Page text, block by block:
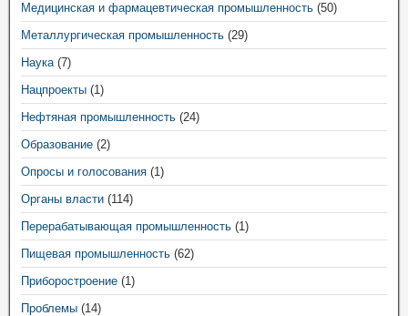
Медицинская и фармацевтическая промышленность (50)
Металлургическая промышленность (29)
Наука(7)
Нацпроекты (1)
Нефтяная промышленность (24)
Образование (2)
Опросы и голосования (1)
Органы власти (114)
Перерабатывающая промышленность (1)
Пищевая промышленность (62)
Приборостроение (1)
Проблемы (14)